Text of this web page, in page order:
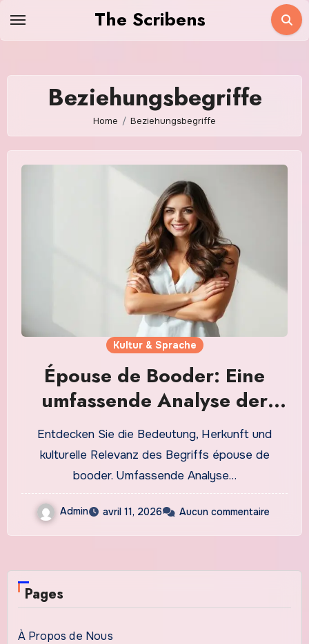
The Scribens
Beziehungsbegriffe
Home Beziehungsbegriffe
Kultur & Sprache
Épouse de Booder: Eine
umfassende Analyse der
Bedeutung und
Verwendung
Entdecken Sie die Bedeutung, Herkunft und
kulturelle Relevanz des Begriffs épouse de
booder. Umfassende Analyse…
Admin avril 11, 2026 Aucun commentaire
Pages
À Propos de Nous